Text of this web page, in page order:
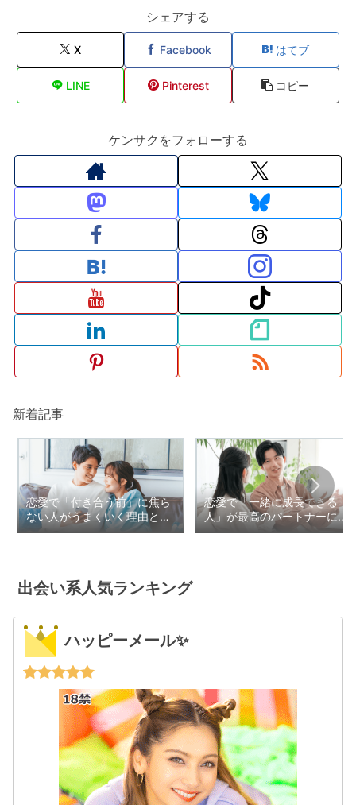
シェアする
X Facebook はてブ
LINE Pinterest コピー
ケンサクをフォローする
新着記事
恋愛で「付き合う前」に焦ら
ない人がうまくいく理由と
は？信頼を育てる交際の始め
恋愛で「一緒に成長できる
人」が最高のパートナーにな
る理由とは？支え合う関係を
出会い系人気ランキング
ハッピーメール✨